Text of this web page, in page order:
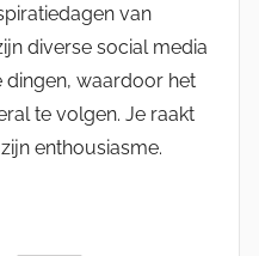
van
diverse social media
dingen, waardoor het
te volgen. Je raakt
enthousiasme.